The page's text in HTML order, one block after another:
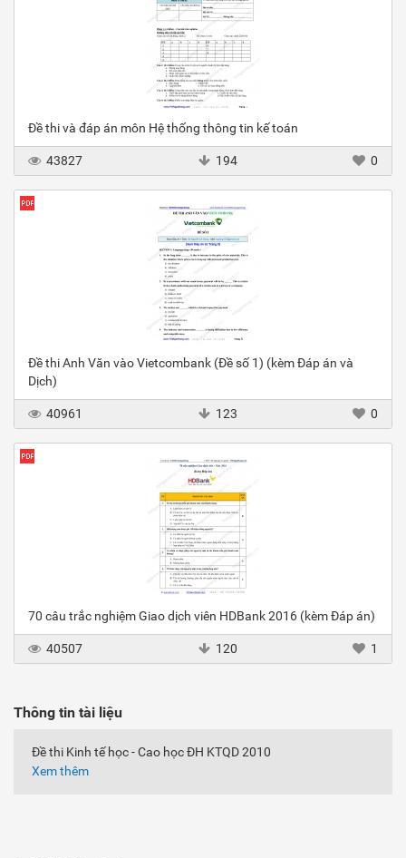
Đề thi và đáp án môn Hệ thống thông tin kế toán
43827 194 0
Đề thi Anh Văn vào Vietcombank (Đề số 1) (kèm Đáp án và
Dịch)
40961 123 0
70 câu trắc nghiệm Giao dịch viên HDBank 2016 (kèm Đáp án)
40507 120 1
Thông tin tài liệu
Đề thi Kinh tế học - Cao học ĐH KTQD 2010
Xem thêm